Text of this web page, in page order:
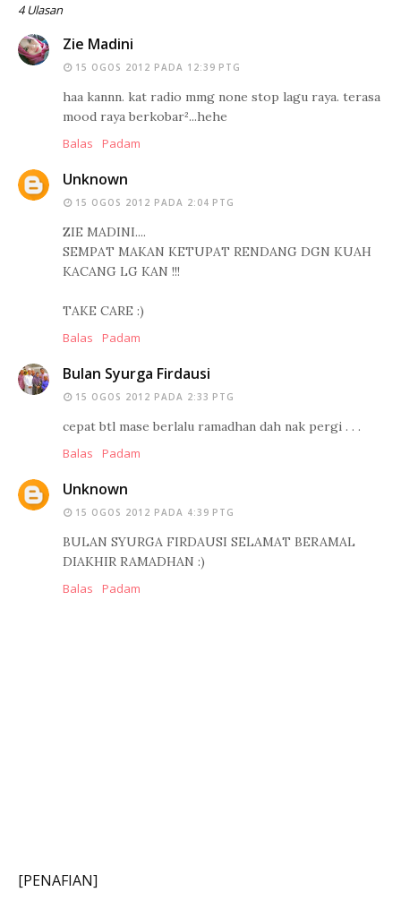
4 Ulasan
Zie Madini
15 OGOS 2012 PADA 12:39 PTG
haa kannn. kat radio mmg none stop lagu raya. terasa
mood raya berkobar²...hehe
Balas
Padam
Unknown
15 OGOS 2012 PADA 2:04 PTG
ZIE MADINI....
SEMPAT MAKAN KETUPAT RENDANG DGN KUAH
KACANG LG KAN !!!
TAKE CARE :)
Balas
Padam
Bulan Syurga Firdausi
15 OGOS 2012 PADA 2:33 PTG
cepat btl mase berlalu ramadhan dah nak pergi . . .
Balas
Padam
Unknown
15 OGOS 2012 PADA 4:39 PTG
BULAN SYURGA FIRDAUSI SELAMAT BERAMAL
DIAKHIR RAMADHAN :)
Balas
Padam
[PENAFIAN]